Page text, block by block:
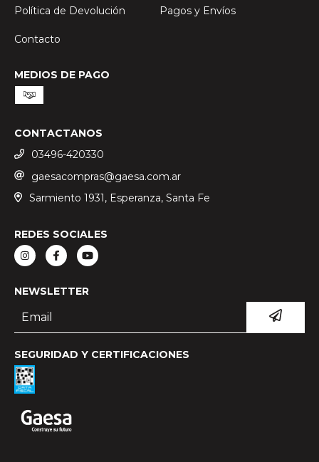
Política de Devolución Pagos y Envíos
Contacto
MEDIOS DE PAGO
CONTACTANOS
03496-420330
gaesacompras@gaesa.com.ar
Sarmiento 1931, Esperanza, Santa Fe
REDES SOCIALES
NEWSLETTER
SEGURIDAD Y CERTIFICACIONES